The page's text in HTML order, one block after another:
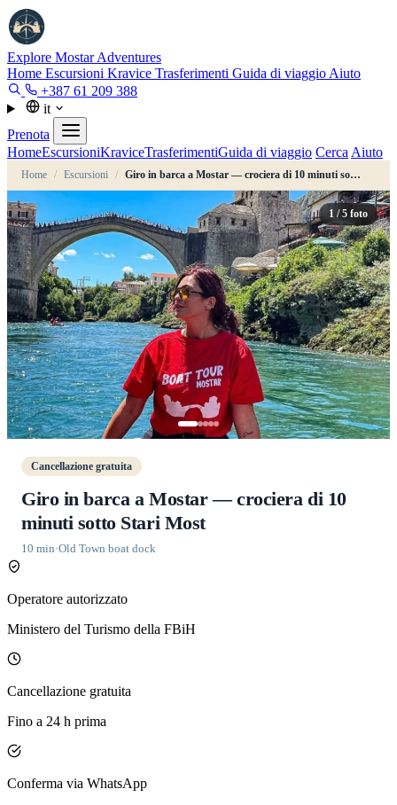
Explore MostarAdventures
Home Escursioni Kravice Trasferimenti Guida di viaggio Aiuto
+387 61 209 388
it
Prenota
HomeEscursioniKraviceTrasferimentiGuida di viaggio Cerca Aiuto
Home / Escursioni / Giro in barca a Mostar — crociera di 10 minuti sotto Stari Most
1 / 5 foto
Cancellazione gratuita
Giro in barca a Mostar — crociera di 10
minuti sotto Stari Most
10 min·Old Town boat dock
Operatore autorizzato
Ministero del Turismo della FBiH
Cancellazione gratuita
Fino a 24 h prima
Conferma via WhatsApp